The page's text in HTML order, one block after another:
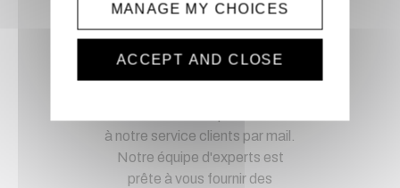
Service client
à notre service clients par mail.
Notre équipe d'experts est
prête à vous fournir des
MANAGE MY CHOICES
ACCEPT AND CLOSE